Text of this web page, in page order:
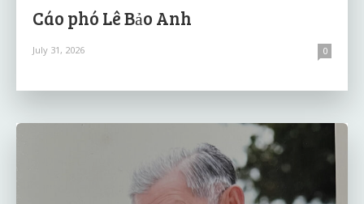
Cáo phó Lê Bảo Anh
July 31, 2026 0